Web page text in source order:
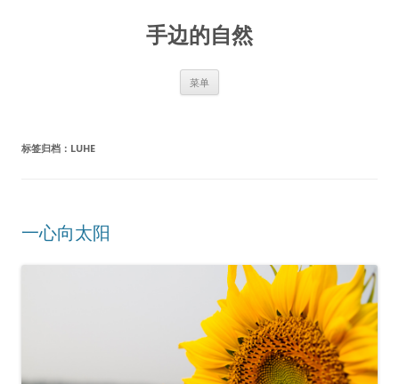
手边的自然
菜单
标签归档： LUHE
一心向太阳